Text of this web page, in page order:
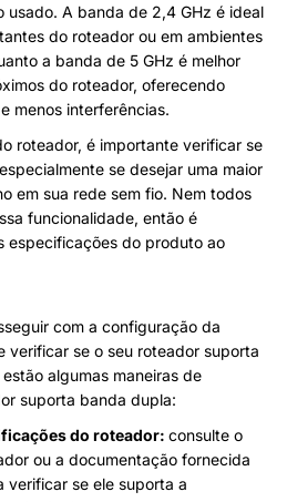
usado. A banda de 2,4 GHz é ideal
do roteador ou em ambientes
a banda de 5 GHz é melhor
do roteador, oferecendo
menos interferências.
roteador, é importante verificar se
se desejar uma maior
em sua rede sem fio. Nem todos
funcionalidade, então é
especificações do produto ao
com a configuração da
verificar se o seu roteador suporta
algumas maneiras de
suporta banda dupla:
do roteador: consulte o
ou a documentação fornecida
verificar se ele suporta a